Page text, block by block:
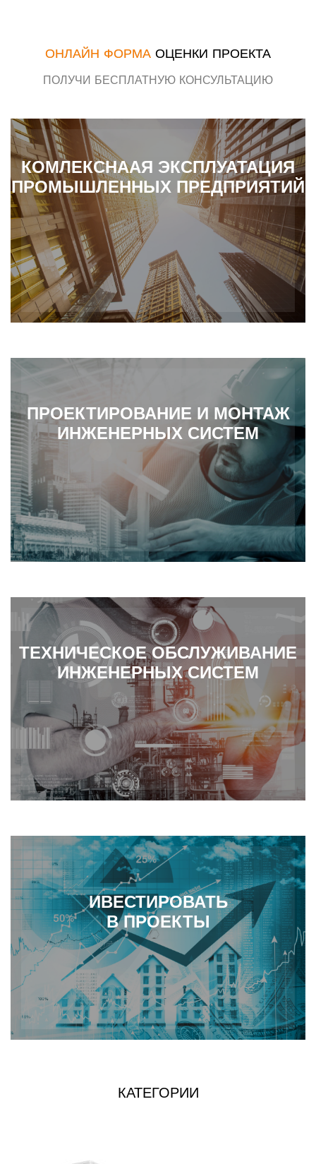
ОНЛАЙН ФОРМА ОЦЕНКИ ПРОЕКТА
ПОЛУЧИ БЕСПЛАТНУЮ КОНСУЛЬТАЦИЮ
КОМЛЕКСНААЯ ЭКСПЛУАТАЦИЯ
ПРОМЫШЛЕННЫХ ПРЕДПРИЯТИЙ
ПРОЕКТИРОВАНИЕ И МОНТАЖ
ИНЖЕНЕРНЫХ СИСТЕМ
ТЕХНИЧЕСКОЕ ОБСЛУЖИВАНИЕ
ИНЖЕНЕРНЫХ СИСТЕМ
ИВЕСТИРОВАТЬ
В ПРОЕКТЫ
КАТЕГОРИИ